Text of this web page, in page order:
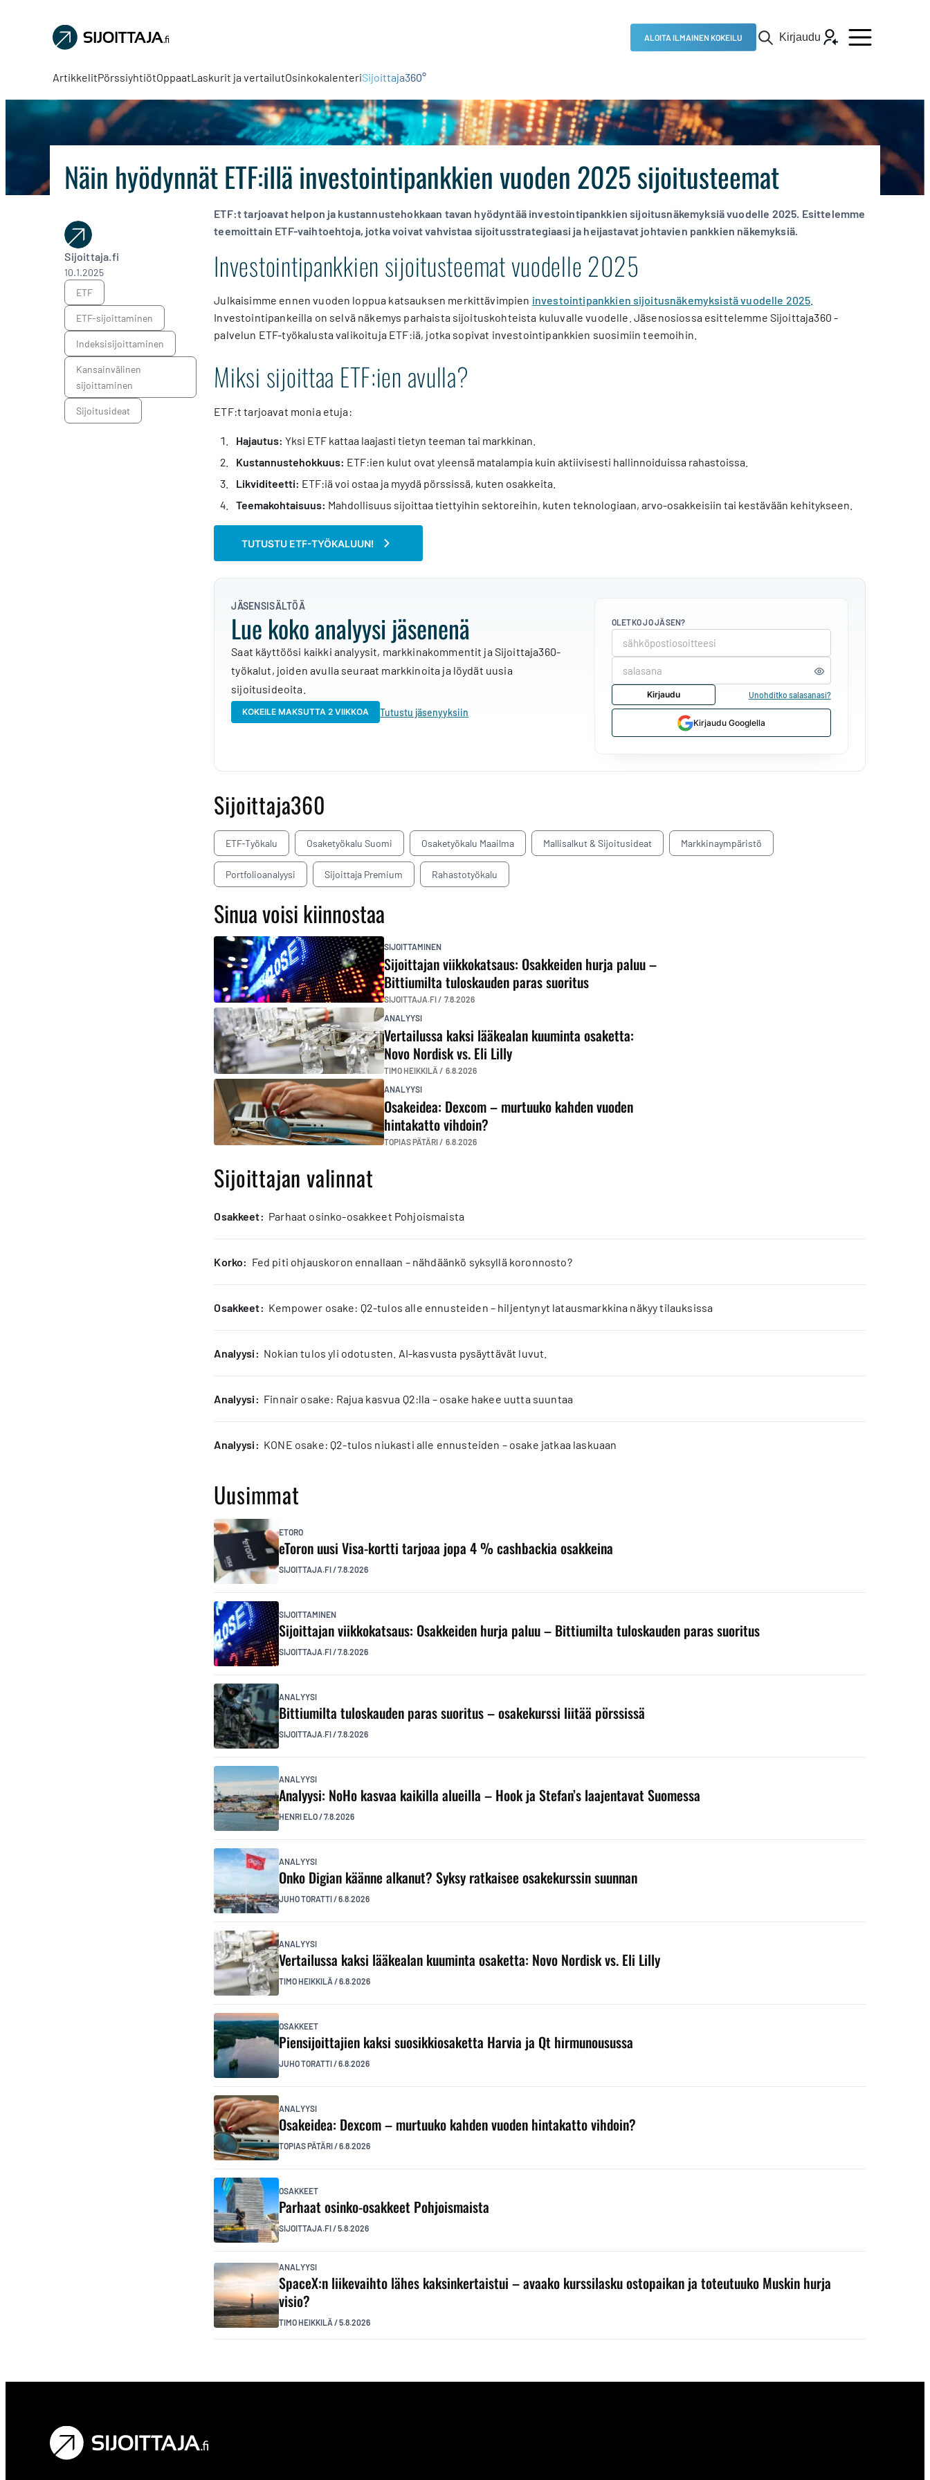
Sijoittaja.fi
Tee
sijoituspäätöksiä
ALOITA ILMAINEN KOKEILU Kirjaudu
ArtikkelitPörssiyhtiötOppaatLaskurit ja vertailutOsinkokalenteriSijoittaja360°
Näin hyödynnät ETF:illä investointipankkien vuoden 2025 sijoitusteemat
Sijoittaja.fi
10.1.2025
ETF
ETF-sijoittaminen
Indeksisijoittaminen
kansainvälinen
sijoittaminen
sijoitusideat
ETF:t tarjoavat helpon ja kustannustehokkaan tavan hyödyntää investointipankkien sijoitusnäkemyksiä vuodelle 2025. Esittelemme
teemoittain ETF-vaihtoehtoja, jotka voivat vahvistaa sijoitusstrategiaasi ja heijastavat johtavien pankkien näkemyksiä.
Investointipankkien sijoitusteemat vuodelle 2025
Julkaisimme ennen vuoden loppua katsauksen merkittävimpien investointipankkien sijoitusnäkemyksistä vuodelle 2025
Investointipankeilla on selvä näkemys parhaista sijoituskohteista kuluvalle vuodelle. Jäsenosiossa esittelemme Sijoittaja360 -
palvelun ETF-työkalusta valikoituja ETF:iä, jotka sopivat investointipankkien suosimiin teemoihin.
Miksi sijoittaa ETF:ien avulla?
ETF:t tarjoavat monia etuja:
Hajautus: Yksi ETF kattaa laajasti tietyn teeman tai markkinan.
Kustannustehokkuus: ETF:ien kulut ovat yleensä matalampia kuin aktiivisesti hallinnoiduissa rahastoissa.
Likviditeetti: ETF:iä voi ostaa ja myydä pörssissä, kuten osakkeita.
Teemakohtaisuus: Mahdollisuus sijoittaa tiettyihin sektoreihin, kuten teknologiaan, arvo-osakkeisiin tai kestävään kehitykseen.
TUTUSTU ETF-TYÖKALUUN!
JÄSENSISÄLTÖÄ
Lue koko analyysi jäsenenä
Saat käyttöösi kaikki analyysit, markkinakommentit ja Sijoittaja360-
työkalut, joiden avulla seuraat markkinoita ja löydät uusia
sijoitusideoita.
KOKEILE MAKSUTTA 2 VIIKKOA Tutustu jäsenyyksiin
OLETKO JO JÄSEN?
Kirjaudu Unohditko salasanasi?
Kirjaudu Googlella
Sijoittaja360
ETF-Työkalu Osaketyökalu Suomi Osaketyökalu Maailma Mallisalkut & Sijoitusideat Markkinaympäristö
Portfolioanalyysi Sijoittaja Premium Rahastotyökalu
Sinua voisi kiinnostaa
SIJOITTAMINEN
Sijoittajan viikkokatsaus: Osakkeiden hurja paluu –
Bittiumilta tuloskauden paras suoritus
SIJOITTAJA.FI / 7.8.2026
ANALYYSI
Vertailussa kaksi lääkealan kuuminta osaketta:
Novo Nordisk vs. Eli Lilly
TIMO HEIKKILÄ / 6.8.2026
ANALYYSI
Osakeidea: Dexcom – murtuuko kahden vuoden
hintakatto vihdoin?
TOPIAS PÄTÄRI / 6.8.2026
Sijoittajan valinnat
osakkeet: Parhaat osinko-osakkeet Pohjoismaista
korko: Fed piti ohjauskoron ennallaan – nähdäänkö syksyllä koronnosto?
osakkeet: Kempower osake: Q2-tulos alle ennusteiden – hiljentynyt latausmarkkina näkyy tilauksissa
analyysi: Nokian tulos yli odotusten. AI-kasvusta pysäyttävät luvut.
analyysi: Finnair osake: Rajua kasvua Q2:lla – osake hakee uutta suuntaa
analyysi: KONE osake: Q2-tulos niukasti alle ennusteiden – osake jatkaa laskuaan
Uusimmat
ETORO
eToron uusi Visa-kortti tarjoaa jopa 4 % cashbackia osakkeina
SIJOITTAJA.FI/7.8.2026
SIJOITTAMINEN
Sijoittajan viikkokatsaus: Osakkeiden hurja paluu – Bittiumilta tuloskauden paras suoritus
SIJOITTAJA.FI/7.8.2026
ANALYYSI
Bittiumilta tuloskauden paras suoritus – osakekurssi liitää pörssissä
SIJOITTAJA.FI/7.8.2026
ANALYYSI
Analyysi: NoHo kasvaa kaikilla alueilla – Hook ja Stefan’s laajentavat Suomessa
HENRI ELO/7.8.2026
ANALYYSI
Onko Digian käänne alkanut? Syksy ratkaisee osakekurssin suunnan
JUHO TORATTI/6.8.2026
ANALYYSI
Vertailussa kaksi lääkealan kuuminta osaketta: Novo Nordisk vs. Eli Lilly
TIMO HEIKKILÄ /6.8.2026
OSAKKEET
Piensijoittajien kaksi suosikkiosaketta Harvia ja Qt hirmunousussa
JUHO TORATTI/6.8.2026
ANALYYSI
Osakeidea: Dexcom – murtuuko kahden vuoden hintakatto vihdoin?
TOPIAS PÄTÄRI/6.8.2026
OSAKKEET
Parhaat osinko-osakkeet Pohjoismaista
SIJOITTAJA.FI/5.8.2026
ANALYYSI
SpaceX:n liikevaihto lähes kaksinkertaistui – avaako kurssilasku ostopaikan ja toteutuuko Muskin hurja
visio?
TIMO HEIKKILÄ /5.8.2026